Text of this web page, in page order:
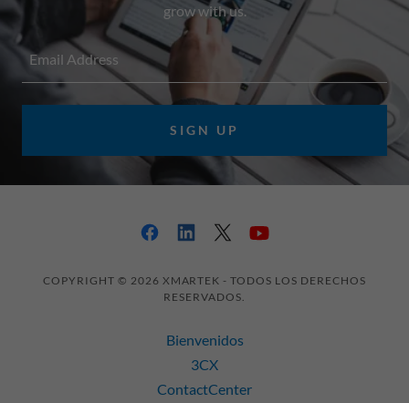
grow with us.
Email Address
SIGN UP
COPYRIGHT © 2026 XMARTEK - TODOS LOS DERECHOS
RESERVADOS.
Bienvenidos
3CX
ContactCenter